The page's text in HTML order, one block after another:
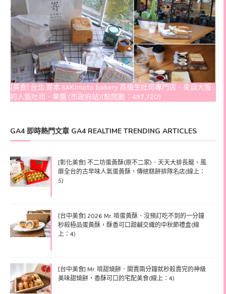
[美食] 台北 嵜本 SAKImoto bakery 高級生吐司專門店．來自大阪
的人氣吐司、果醬 (市政府站)(點閱數：497,720)
GA4 即時熱門文章 GA4 REALTIME TRENDING ARTICLES
[彰化美食] 不二坊蛋黃酥(原不二家)．天天大排長龍、風
靡全台的古早味人氣蛋黃酥，傳統糕餅排隊名店(線上：
5)
[台中美食] 2026 Mr. 啃蛋黃酥．沒預訂吃不到的一分鐘
秒殺極品蛋黃酥，酥香可口甜鹹交織的中秋節禮盒(線
上：4)
[台中美食] Mr. 啃甜燒餅．開賣兩分鐘就秒殺賣完的神級
美味甜燒餅，香酥可口的宅配美食(線上：4)